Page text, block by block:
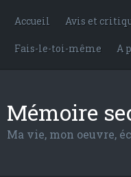
Accueil Avis et
Fais-le-toi-même A
Mémoire
Ma vie, mon oeuvre,